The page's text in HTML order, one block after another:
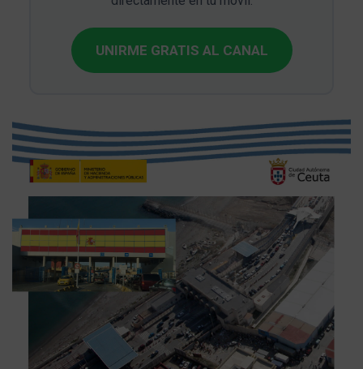
UNIRME GRATIS AL CANAL